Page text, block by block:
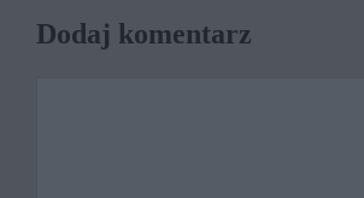
Dodaj komentarz